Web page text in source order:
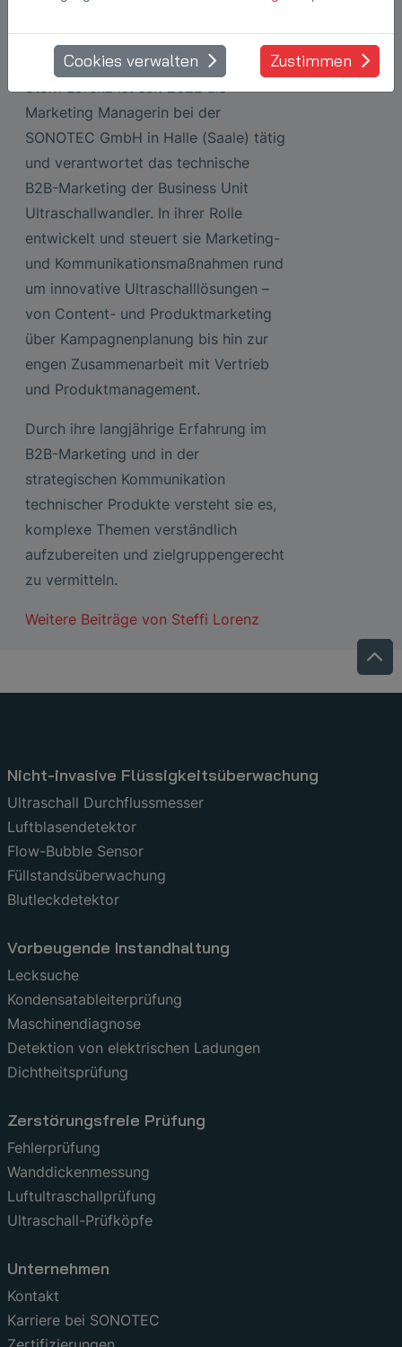
Steffi Lorenz
Marketing Managerin bei der
SONOTEC GmbH in Halle (Saale) tätig
und verantwortet das technische
B2B-Marketing der Business Unit
Ultraschallwandler. In ihrer Rolle
entwickelt und steuert sie Marketing-
und Kommunikationsmaßnahmen rund
um innovative Ultraschalllösungen –
von Content- und Produktmarketing
über Kampagnenplanung bis hin zur
engen Zusammenarbeit mit Vertrieb
und Produktmanagement.
Durch ihre langjährige Erfahrung im
B2B-Marketing und in der
strategischen Kommunikation
technischer Produkte versteht sie es,
komplexe Themen verständlich
aufzubereiten und zielgruppengerecht
zu vermitteln.
Weitere Beiträge von Steffi Lorenz
Nicht-invasive Flüssigkeitsüberwachung
Ultraschall Durchflussmesser
Luftblasendetektor
Flow-Bubble Sensor
Füllstandsüberwachung
Blutleckdetektor
Vorbeugende Instandhaltung
Lecksuche
Kondensatableiterprüfung
Maschinendiagnose
Detektion von elektrischen Ladungen
Dichtheitsprüfung
Zerstörungsfreie Prüfung
Fehlerprüfung
Wanddickenmessung
Luftultraschallprüfung
Ultraschall-Prüfköpfe
Unternehmen
Kontakt
Karriere bei SONOTEC
Cookies verwalten Zustimmen